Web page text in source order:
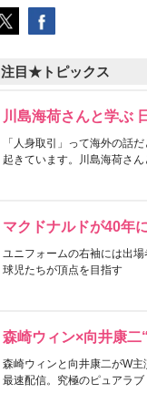
注目★トピックス
川島海荷さんと学ぶ
「人身取引」って海外の話
起きています。川島海荷さん
マクドナルドが40年
ユニフォームの右袖には出
球児たちが頂点を目指す
森崎ウィン×向井康二
森崎ウィンと向井康二がW
最速配信。究極のピュアラブ